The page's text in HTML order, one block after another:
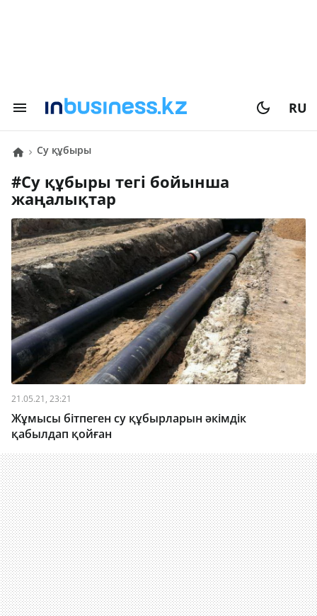
RU
су құбыры
# су құбыры тегі бойынша
жаңалықтар
21.05.21, 23:21
Жұмысы бітпеген су құбырларын әкімдік
қабылдап қойған